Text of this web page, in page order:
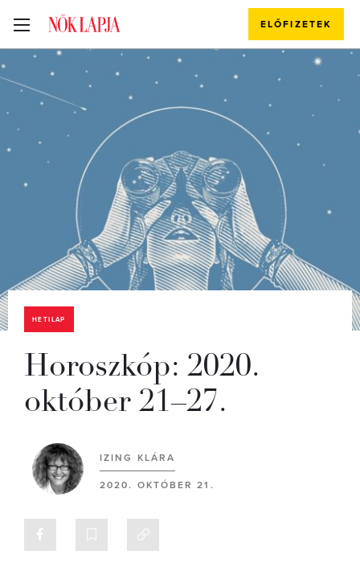
ELŐFIZETEK
HETILAP
Horoszkóp: 2020.
október 21–27.
IZING KLÁRA
2020. OKTÓBER 21.